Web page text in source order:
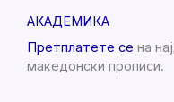
АКАДЕМИКА
Претплатете се на
македонски прописи.